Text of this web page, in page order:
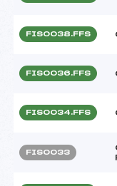
FIS0038.FFS
FIS0036.FFS
FIS0034.FFS
FIS0033